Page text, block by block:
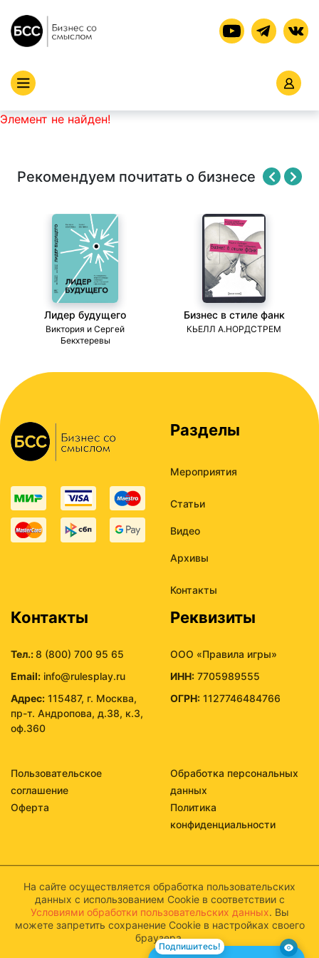
Элемент не найден!
Рекомендуем почитать о бизнесе
Лидер будущего
Виктория и Сергей
Бекхтеревы
Бизнес в стиле фанк
КЬЕЛЛ А.НОРДСТРЕМ
Разделы
Мероприятия
Статьи
Видео
Архивы
Контакты
Контакты
Тел.:8 (800) 700 95 65
Email: info@rulesplay.ru
Адрес: 115487, г. Москва,
пр-т. Андропова, д.38, к.3,
оф.360
Реквизиты
ООО «Правила игры»
ИНН: 7705989555
ОГРН: 1127746484766
Пользовательское
соглашение
Обработка персональных
данных
Оферта
Политика
конфиденциальности
На сайте осуществляется обработка пользовательских
данных с использованием Cookie в соответствии с
Условиями обработки пользовательских данных. Вы
можете запретить сохранение Cookie в настройках своего
браузера.
Подпишитесь!